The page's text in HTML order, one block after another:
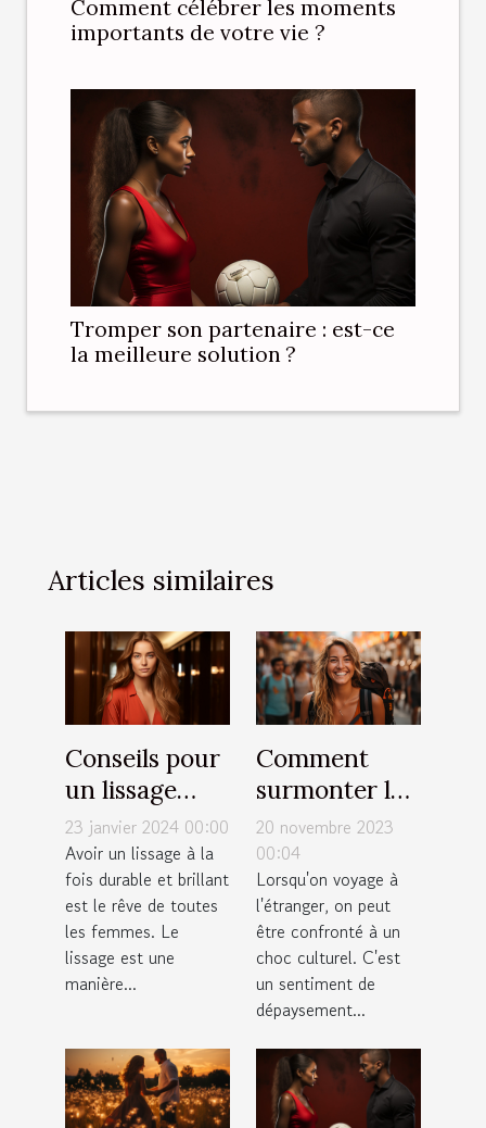
Comment célébrer les moments
importants de votre vie ?
Tromper son partenaire : est-ce
la meilleure solution ?
Articles similaires
Conseils pour
un lissage
durable et
brillant : top
10 des astuces
23 janvier 2024 00:00
Avoir un lissage à la
fois durable et brillant
est le rêve de toutes
les femmes. Le
lissage est une
manière...
Comment
surmonter le
choc culturel
lors d'un
voyage
20 novembre 2023
00:04
Lorsqu'on voyage à
l'étranger, on peut
être confronté à un
choc culturel. C'est
un sentiment de
dépaysement...